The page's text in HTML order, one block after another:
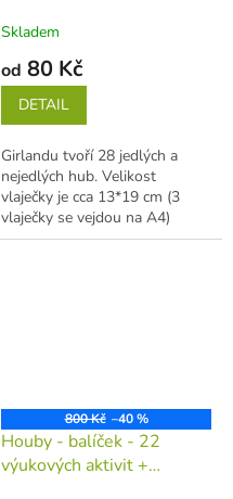
Skladem
od 80 Kč
DETAIL
Girlandu tvoří 28 jedlých a
nejedlých hub. Velikost
vlaječky je cca 13*19 cm (3
vlaječky se vejdou na A4)
Objednávat můžete PDF nebo
800 Kč –40 %
Houby - balíček - 22
výukových aktivit +